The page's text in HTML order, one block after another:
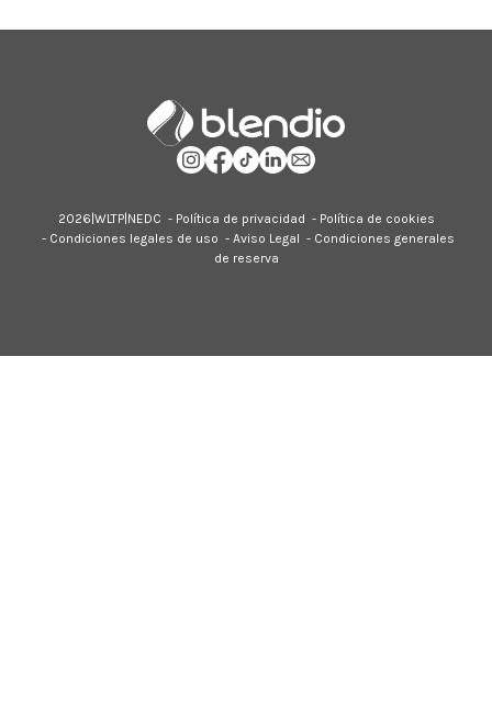
2026| WLTP| NEDC - Política de privacidad - Política de cookies
- Condiciones legales de uso - Aviso Legal - Condiciones generales
de reserva